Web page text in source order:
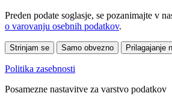
Preden podate soglasje, se pozanimajte v
o varovanju osebnih podatkov.
Strinjam se Samo obvezno Prilagajanje
Politika zasebnosti
Posamezne nastavitve za varstvo podatkov